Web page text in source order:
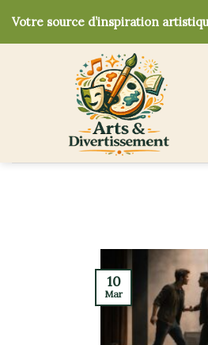
Votre source d’inspiration
10
Mar